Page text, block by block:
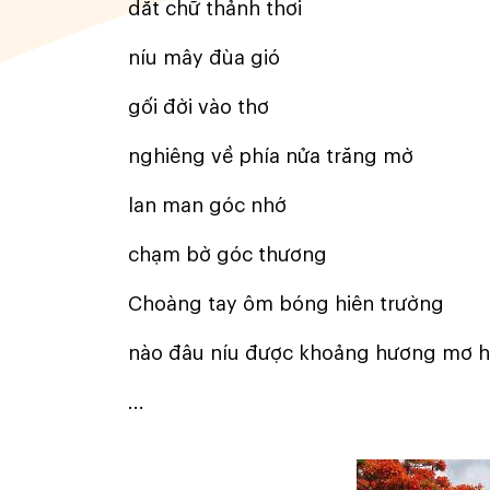
dắt chữ thảnh thơi
níu mây đùa gió
gối đời vào thơ
nghiêng về phía nửa trăng mờ
lan man góc nhớ
chạm bờ góc thương
Choàng tay ôm bóng hiên trường
nào đâu níu được khoảng hương mơ
...